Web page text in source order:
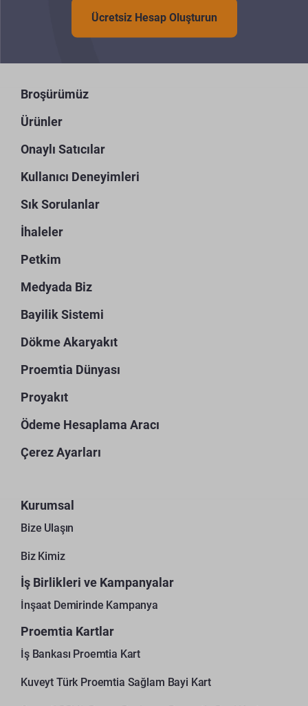
Ücretsiz Hesap Oluşturun
Broşürümüz
Ürünler
Onaylı Satıcılar
Kullanıcı Deneyimleri
Sık Sorulanlar
İhaleler
Petkim
Medyada Biz
Bayilik Sistemi
Dökme Akaryakıt
Proemtia Dünyası
Proyakıt
Ödeme Hesaplama Aracı
Çerez Ayarları
Kurumsal
Bize Ulaşın
Biz Kimiz
İş Birlikleri ve Kampanyalar
İnşaat Demirinde Kampanya
Proemtia Kartlar
İş Bankası Proemtia Kart
Kuveyt Türk Proemtia Sağlam Bayi Kart